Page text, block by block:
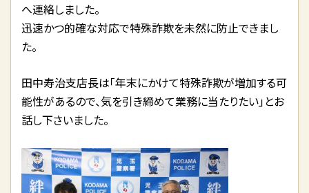
へ連絡しました。
迅速かつ的確な対応で特殊詐欺を未然に防止できまし
た。
田中寿治支店長は「年末にかけて特殊詐欺が増加する可
能性があるので、気を引き締めて業務に当たりたい」とお
話し下さいました。